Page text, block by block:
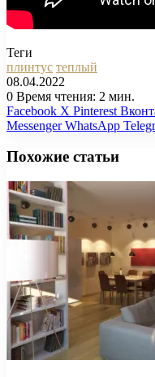
Теги
плинтус теплый
08.04.2022
0 Время чтения: 2 мин.
Facebook X Pinterest
Messenger WhatsApp
Похожие статьи